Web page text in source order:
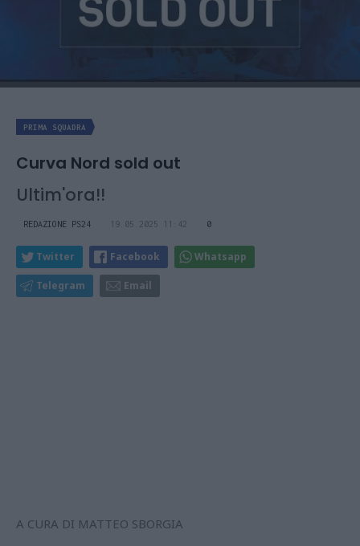
PRIMA SQUADRA
Curva Nord sold out
Ultim'ora!!
REDAZIONE PS24 19.05.2025 11:42 0
Twitter Facebook Whatsapp
Telegram Email
A CURA DI MATTEO SBORGIA